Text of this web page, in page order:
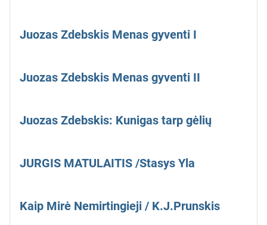
Juozas Zdebskis Menas gyventi I
Juozas Zdebskis Menas gyventi II
Juozas Zdebskis: Kunigas tarp gėlių
JURGIS MATULAITIS /Stasys Yla
Kaip Mirė Nemirtingieji / K.J.Prunskis